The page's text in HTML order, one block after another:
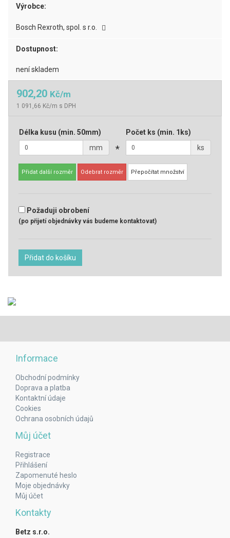
Výrobce:
Bosch Rexroth, spol. s r.o.
Dostupnost:
není skladem
902,20 Kč/m
1 091,66 Kč/m s DPH
Délka kusu (min. 50mm)
mm
*
Počet ks (min. 1ks)
ks
Přidat další rozměr Odebrat rozměr Přepočítat množství
Požaduji obrobení
(po přijetí objednávky vás budeme kontaktovat)
Přidat do košíku
Informace
Obchodní podmínky
Doprava a platba
Kontaktní údaje
Cookies
Ochrana osobních údajů
Můj účet
Registrace
Přihlášení
Zapomenuté heslo
Moje objednávky
Můj účet
Kontakty
Betz s.r.o.